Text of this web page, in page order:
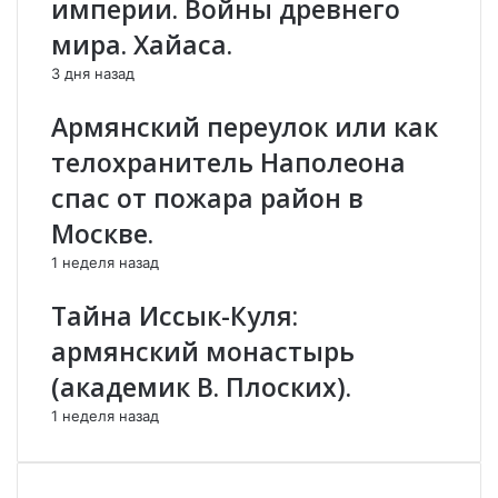
Լ
Ի
ն
ե
ս
ո
ւ
ո
ւ
մ
զ
ա
ի
и
е
с
т
о
о
о
д
империи. Войны древнего
мира. Хайаса.
3 дня назад
Армянский переулок или как
телохранитель Наполеона
спас от пожара район в
Москве.
1 неделя назад
Тайна Иссык-Куля:
армянский монастырь
(академик В. Плоских).
1 неделя назад